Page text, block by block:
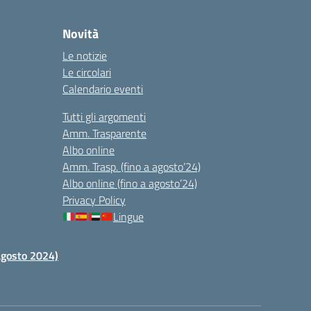
Novità
Le notizie
Le circolari
Calendario eventi
Tutti gli argomenti
Amm. Trasparente
Albo online
Amm. Trasp. (fino a agosto’24)
Albo online (fino a agosto’24)
Privacy Policy
Lingue
2024)